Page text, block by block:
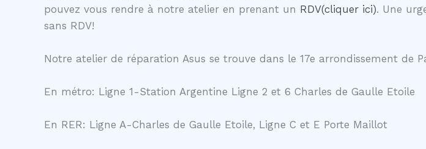
pouvez vous rendre à notre atelier en prenant un RDV(cliquer ici). Une
sans RDV!
Notre atelier de réparation Asus se trouve dans le 17e arrondissement de
En métro: Ligne 1-Station Argentine Ligne 2 et 6 Charles de Gaulle Etoile
En RER: Ligne A-Charles de Gaulle Etoile, Ligne C et E Porte Maillot